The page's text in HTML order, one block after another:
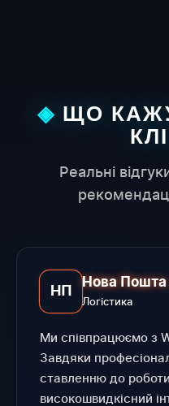
ЩО
Реальні
НП
Нова Пошта
Логістика
Ми співпрацюємо з
Завдяки
ставленню до
високошвидкісний